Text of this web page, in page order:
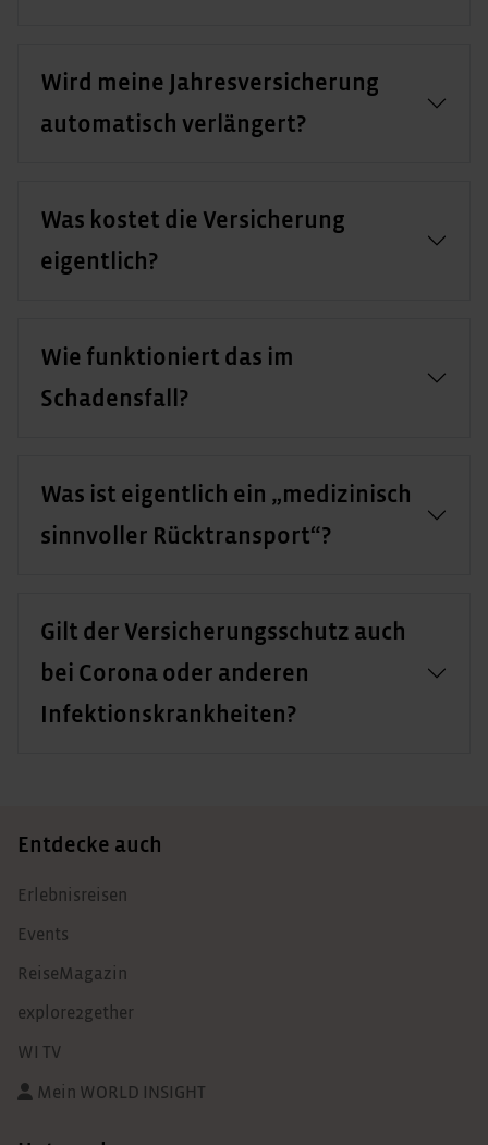
Wird meine Jahresversicherung
automatisch verlängert?
Was kostet die Versicherung
eigentlich?
Wie funktioniert das im
Schadensfall?
Was ist eigentlich ein „medizinisch
sinnvoller Rücktransport“?
Gilt der Versicherungsschutz auch
bei Corona oder anderen
Infektionskrankheiten?
Entdecke auch
Erlebnisreisen
Events
ReiseMagazin
explore2gether
WI TV
Mein WORLD INSIGHT